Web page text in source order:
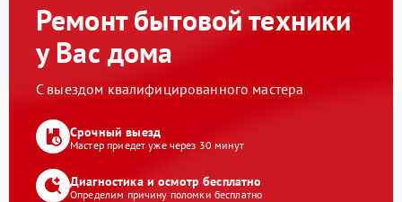
Ремонт бытовой техники
у Вас дома
С выездом квалифицированного мастера
Срочный выезд
Мастер приедет уже через 30 минут
Диагностика и осмотр бесплатно
Определим причину поломки бесплатно